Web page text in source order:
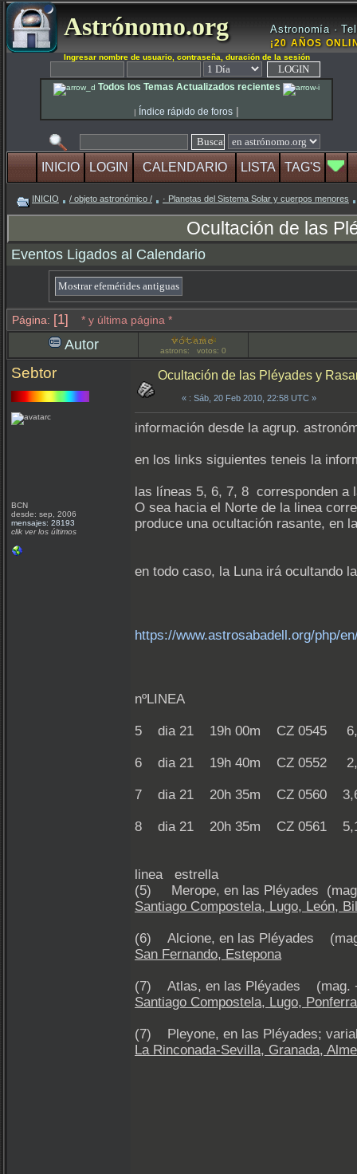
Astrónomo.org Astronomía ·
¡20 AÑOS
Ingresar nombre de usuario, contraseña, duración de la sesión
Todos los Temas Actualizados recientes
| Índice rápido de foros |
INICIO LOGIN CALENDARIO LISTA TAG'S
INICIO / objeto astronómico / · Planetas del Sistema Solar y cuerpos menores
Ocultación de las
Eventos Ligados al Calendario
Página: [1] * y última página *
Autor astrons: votos: 0
Sebtor
BCN
desde: sep, 2006
mensajes: 28193
clik ver los últimos
Ocultación de las Pléyades y
« : Sáb, 20 Feb 2010, 22:58 UTC »
información desde la agrup.
en los links siguientes teneis la
las líneas 5, 6, 7, 8 corresponden a
O sea hacia el Norte de la linea
produce una ocultación rasante, en
en todo caso, la Luna irá ocultando
https://www.astrosabadell.org/php/
nºLINEA
5 dia 21 19h 00m CZ
6 dia 21 19h 40m CZ
7 dia 21 20h 35m CZ 0560
8 dia 21 20h 35m CZ 0561
linea estrella
(5) Merope, en las Pléyades
Santiago Compostela, Lugo, León,
(6) Alcione, en las Pléyades
San Fernando, Estepona
(7) Atlas, en las Pléyades
Santiago Compostela, Lugo,
(7) Pleyone, en las Pléyades;
La Rinconada-Sevilla, Granada,